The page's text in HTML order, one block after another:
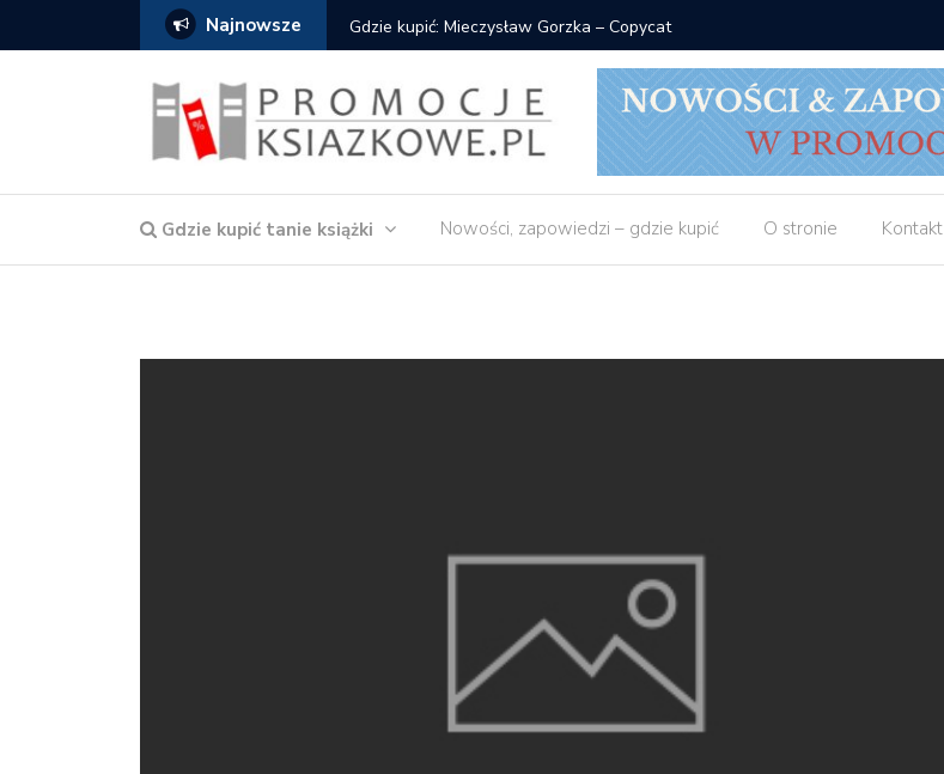
Najnowsze Gdzie kupić: Mieczysław Gorzka – Copycat
Gdzie kupić tanie książki Nowości, zapowiedzi – gdzie kupić O stronie Kontakt